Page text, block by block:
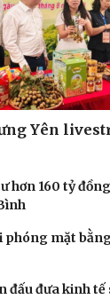
Yên
hơn 160 tỷ
phóng mặt
đấu đưa kinh